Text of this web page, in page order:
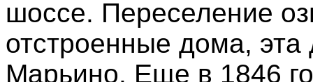
шоссе. Переселение
отстроенные дома,
Марьино. Еще в 1846